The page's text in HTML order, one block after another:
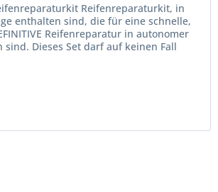
Reifenreparaturkit, in
enthalten sind, die für eine schnelle,
Reifenreparatur in autonomer
sind. Dieses Set darf auf keinen Fall